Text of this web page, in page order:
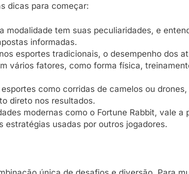
dicas para começar:
modalidade tem suas peculiaridades, e
informadas.
esportes tradicionais, o desempenho dos
vários fatores, como forma física,
como corridas de camelos ou drones,
direto nos resultados.
modernas como o Fortune Rabbit, vale a
usadas por outros jogadores.